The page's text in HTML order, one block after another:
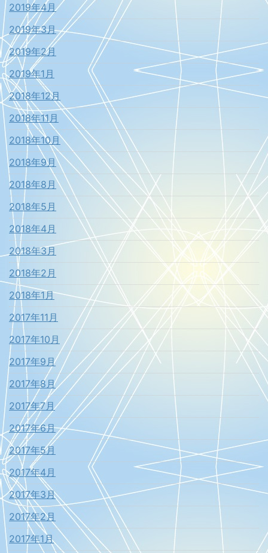
2019年4月
2019年3月
2019年2月
2019年1月
2018年12月
2018年11月
2018年10月
2018年9月
2018年8月
2018年5月
2018年4月
2018年3月
2018年2月
2018年1月
2017年11月
2017年10月
2017年9月
2017年8月
2017年7月
2017年6月
2017年5月
2017年4月
2017年3月
2017年2月
2017年1月